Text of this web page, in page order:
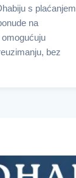
s plaćanjem
na
omogućuju
bez